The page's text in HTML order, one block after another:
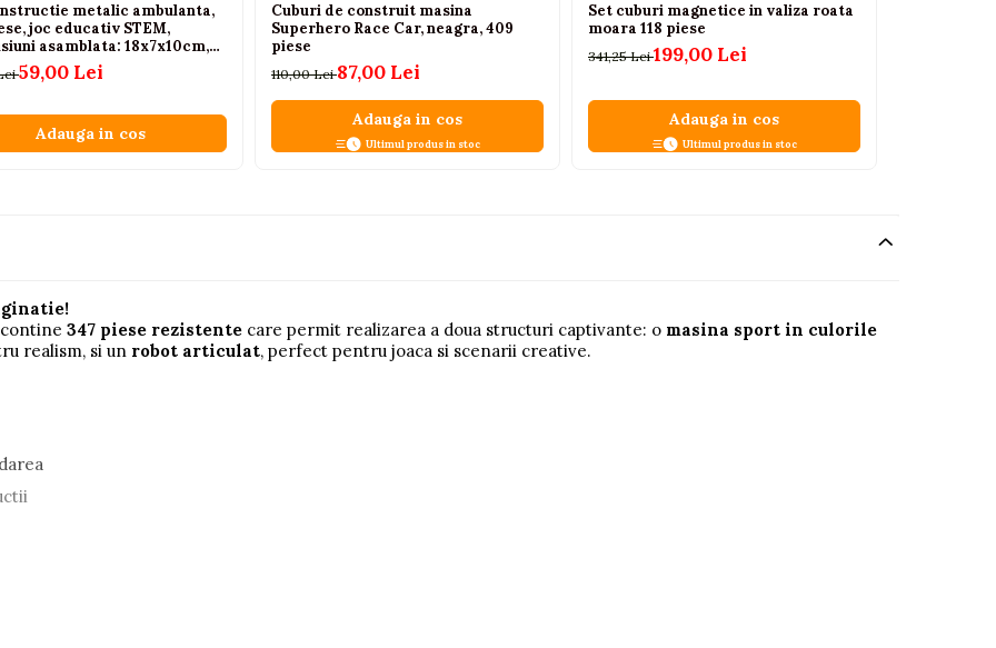
metalic ambulanta,
joc educativ STEM,
asamblata: 18x7x10cm,
copii 8+ ani
59,00 Lei
Adauga in cos
Cuburi de construit masina
Superhero Race Car, neagra, 409
piese
110,00 Lei87,00 Lei
Adauga in cos
Ultimul produs in stoc
Set cuburi magnetice in valiza roata
moara 118 piese
341,25 Lei199,00 Lei
Adauga in cos
Ultimul produs in stoc
contine 347 piese rezistente care permit realizarea a doua structuri captivante: o masina sport in culorile
realism, si un robot articulat, perfect pentru joaca si scenarii creative.